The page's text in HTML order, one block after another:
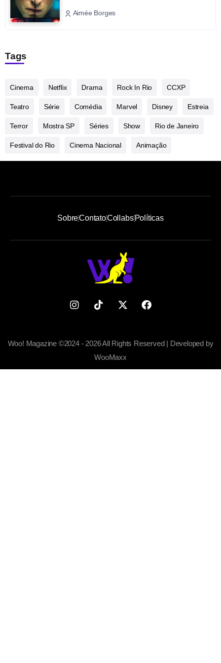
Aimée Borges
Tags
Cinema Netflix Drama Rock In Rio CCXP
Teatro Série Comédia Marvel Disney Estreia
Terror Mostra SP Séries Show Rio de Janeiro
Festival do Rio Cinema Nacional Animação
SobreContatoCollabsPolíticas
Woo! Magazine ©2024 - 2026 All Rights Reserved | Developed by
WooMaxx